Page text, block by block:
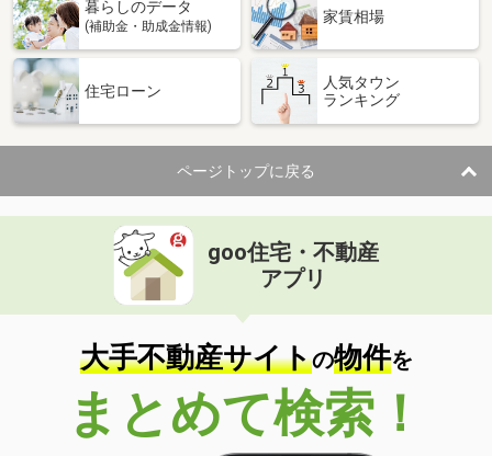
暮らしのデータ
(補助金・助成金情報)
家賃相場
住宅ローン
人気タウン
ランキング
ページトップに戻る
goo住宅・不動産
アプリ
大手不動産サイトの物件を
まとめて検索！